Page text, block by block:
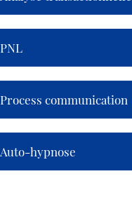
PNL
Process communication
Auto-hypnose